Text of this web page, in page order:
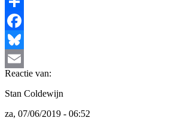
Share
Facebook
Bluesky
Email
Reactie van:
Stan Coldewijn
za, 07/06/2019 - 06:52